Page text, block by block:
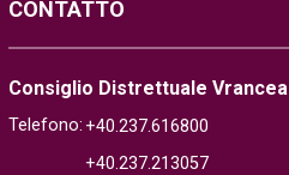
CONTATTO
Consiglio Distrettuale Vrancea
Telefono: +40.237.616800
+40.237.213057